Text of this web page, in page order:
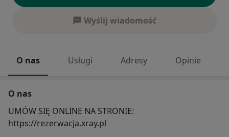
Wyślij wiadomość
O nas Usługi Adresy Opinie
O nas
UMÓW SIĘ ONLINE NA STRONIE:
https://rezerwacja.xray.pl